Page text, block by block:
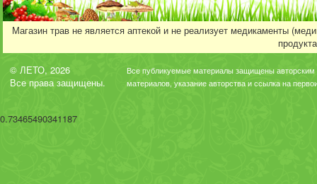
Магазин трав не является аптекой и не реализует медикаменты
© ЛЕТО, 2026
Все права защищены.
Все публикуемые материалы защищены авторским
материалов, указание авторства и ссылка на
0.73465490341187